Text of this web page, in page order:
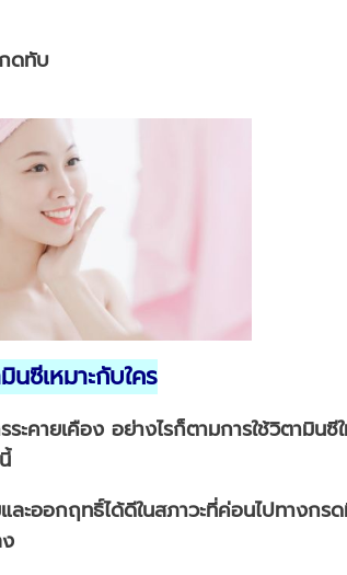
ดทับ
นซีเหมาะกับใคร
ระคายเคือง อย่างไรก็ตามการใช้วิตามิน
ออกฤทธิ์ได้ดีในสภาวะที่ค่อนไปทางก